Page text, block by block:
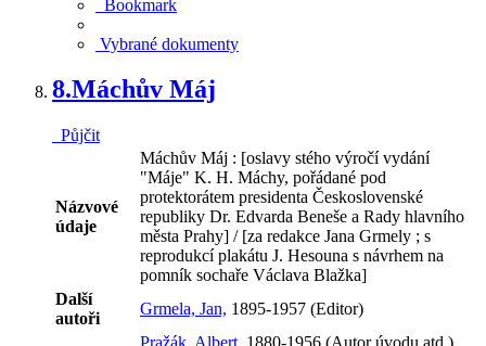
Bookmark
Vybrané dokumenty
8.Máchův Máj
Půjčit
Názvové
údaje
Máchův Máj : [oslavy stého výročí vydání
"Máje" K. H. Máchy, pořádané pod
protektorátem presidenta Československé
republiky Dr. Edvarda Beneše a Rady hlavního
města Prahy] / [za redakce Jana Grmely ; s
reprodukcí plakátu J. Hesouna s návrhem na
pomník sochaře Václava Blažka]
Další
autoři
Grmela, Jan, 1895-1957 (Editor)